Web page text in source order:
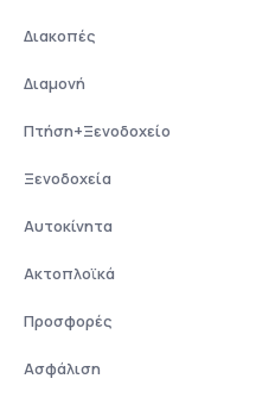
Διακοπές
Διαμονή
Πτήση+Ξενοδοχείο
Ξενοδοχεία
Αυτοκίνητα
Ακτοπλοϊκά
Προσφορές
Ασφάλιση